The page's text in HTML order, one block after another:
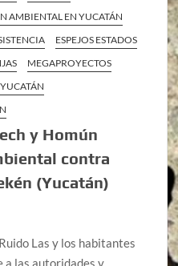
AMBIENTAL EN YUCATÁN
ESPEJOS ESTADOS
MEGAPROYECTOS
y Homún
contra
(Yucatán)
Las y los habitantes
a las autoridades y